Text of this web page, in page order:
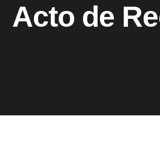
Acto de